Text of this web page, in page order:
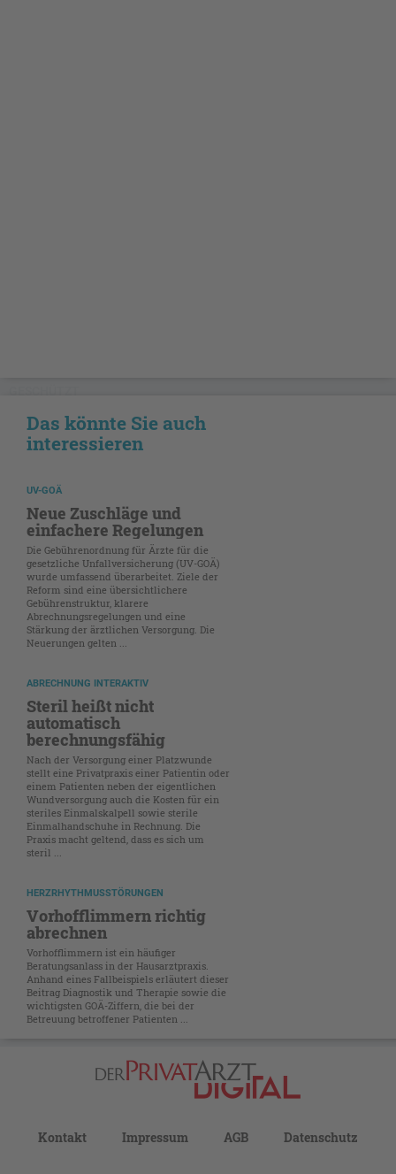
Das könnte Sie auch
interessieren
UV-GOÄ
Neue Zuschläge und
einfachere Regelungen
Die Gebührenordnung für Ärzte für die
gesetzliche Unfallversicherung (UV-GOÄ)
wurde umfassend überarbeitet. Ziele der
Reform sind eine übersichtlichere
Gebührenstruktur, klarere
Abrechnungsregelungen und eine
Stärkung der ärztlichen Versorgung. Die
Neuerungen gelten ...
ABRECHNUNG INTERAKTIV
Steril heißt nicht
automatisch
berechnungsfähig
Nach der Versorgung einer Platzwunde
stellt eine Privatpraxis einer Patientin oder
einem Patienten neben der eigentlichen
Wundversorgung auch die Kosten für ein
steriles Einmalskalpell sowie sterile
Einmalhandschuhe in Rechnung. Die
Praxis macht geltend, dass es sich um
steril ...
HERZRHYTHMUSSTÖRUNGEN
Vorhofflimmern richtig
abrechnen
Vorhofflimmern ist ein häufiger
Beratungsanlass in der Hausarztpraxis.
Anhand eines Fallbeispiels erläutert dieser
Beitrag Diagnostik und Therapie sowie die
wichtigsten GOÄ-Ziffern, die bei der
Betreuung betroffener Patienten ...
Kontakt Impressum AGB Datenschutz